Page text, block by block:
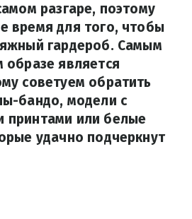
разгаре, поэтому
время для того, чтобы
гардероб. Самым
является
советуем обратить
бандо, модели с
принтами или белые
удачно подчеркнут